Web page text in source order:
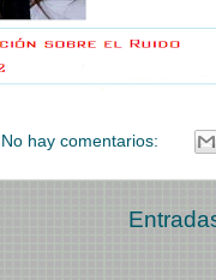
No hay comentarios: